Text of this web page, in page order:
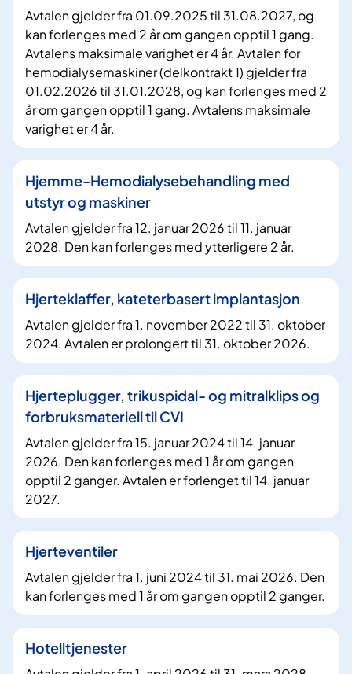
Avtalen gjelder fra 01.09.2025 til 31.08.2027, og
kan forlenges med 2 år om gangen opptil 1 gang.
Avtalens maksimale varighet er 4 år. Avtalen for
hemodialysemaskiner (delkontrakt 1) gjelder fra
01.02.2026 til 31.01.2028, og kan forlenges med 2
år om gangen opptil 1 gang. Avtalens maksimale
varighet er 4 år.
Hjemme-Hemodialysebehandling med
utstyr og maskiner
Avtalen gjelder fra 12. januar 2026 til 11. januar
2028. Den kan forlenges med ytterligere 2 år.
Hjerteklaffer, kateterbasert implantasjon
Avtalen gjelder fra 1. november 2022 til 31. oktober
2024. Avtalen er prolongert til 31. oktober 2026.
Hjerteplugger, trikuspidal- og mitralklips og
forbruksmateriell til CVI
Avtalen gjelder fra 15. januar 2024 til 14. januar
2026. Den kan forlenges med 1 år om gangen
opptil 2 ganger. Avtalen er forlenget til 14. januar
2027.
Hjerteventiler
Avtalen gjelder fra 1. juni 2024 til 31. mai 2026. Den
kan forlenges med 1 år om gangen opptil 2 ganger.
Hotelltjenester